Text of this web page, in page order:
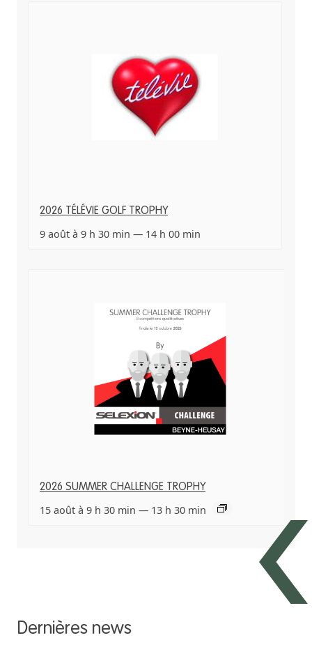
2026 TÉLÉVIE GOLF TROPHY
9 août à 9 h 30 min — 14 h 00 min
2026 SUMMER CHALLENGE TROPHY
15 août à 9 h 30 min — 13 h 30 min
Dernières news